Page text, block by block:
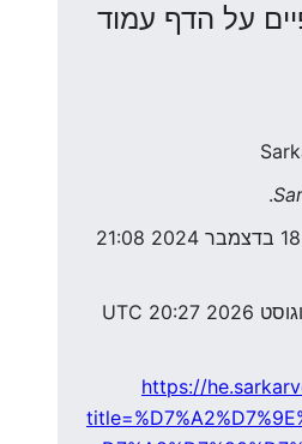
על הדף עמוד
.
תאריך השינוי האחרון: 18 בדצמבר 2024 21:08
https://